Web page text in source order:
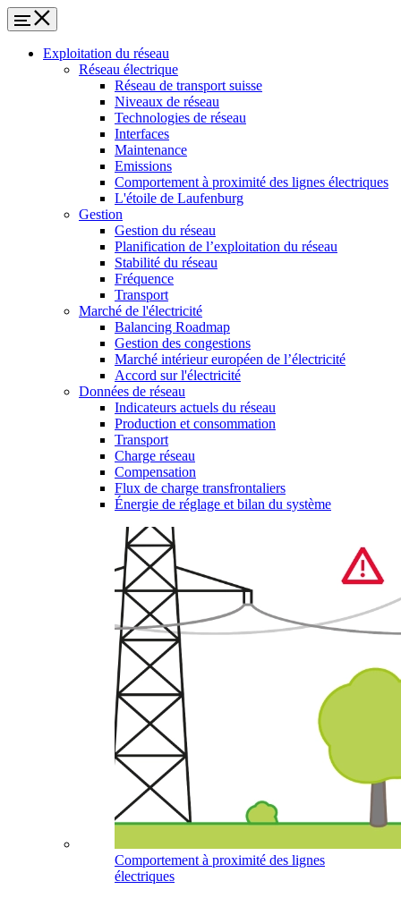
Exploitation du réseau
Réseau électrique
Réseau de transport suisse
Niveaux de réseau
Technologies de réseau
Interfaces
Maintenance
Emissions
Comportement à proximité des lignes électriques
L'étoile de Laufenburg
Gestion
Gestion du réseau
Planification de l’exploitation du réseau
Stabilité du réseau
Fréquence
Transport
Marché de l'électricité
Balancing Roadmap
Gestion des congestions
Marché intérieur européen de l’électricité
Accord sur l'électricité
Données de réseau
Indicateurs actuels du réseau
Production et consommation
Transport
Charge réseau
Compensation
Flux de charge transfrontaliers
Énergie de réglage et bilan du système
Comportement à proximité des lignes
électriques